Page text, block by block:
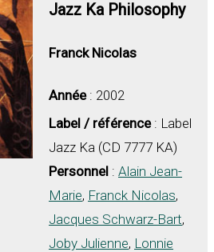
Jazz Ka Philosophy
Franck Nicolas
Année: 2002
Label / référence: Label
Jazz Ka (CD 7777 KA)
Personnel :Alain Jean-
Marie, Franck Nicolas,
Jacques Schwarz-Bart,
Joby Julienne, Lonnie